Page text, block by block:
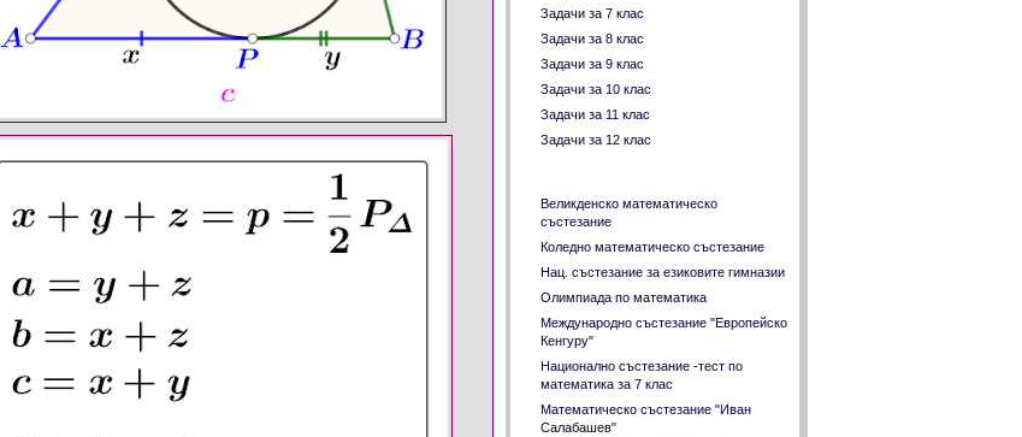
Задачи за 7 клас
Задачи за 8 клас
Задачи за 9 клас
Задачи за 10 клас
Задачи за 11 клас
Задачи за 12 клас
Великденско математическо
състезание
Коледно математическо състезание
Нац. състезание за езиковите гимназии
Олимпиада по математика
Международно състезание "Европейско
Кенгуру"
Национално състезание -тест по
математика за 7 клас
Математическо състезание "Иван
Салабашев"